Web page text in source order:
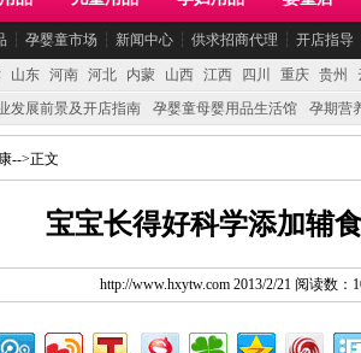
┆ 孕婴童市场 ┆ 新闻中心 ┆ 供求招商代理 ┆ 开店指导
山东 河南 河北 内蒙 山西 江西 四川 重庆 贵州
发展前景及开店指南 孕婴童母婴用品生活馆 孕期营
-->正文
宝宝长得好科学添加辅
http://www.hxytw.com 2013/2/21 阅读数：